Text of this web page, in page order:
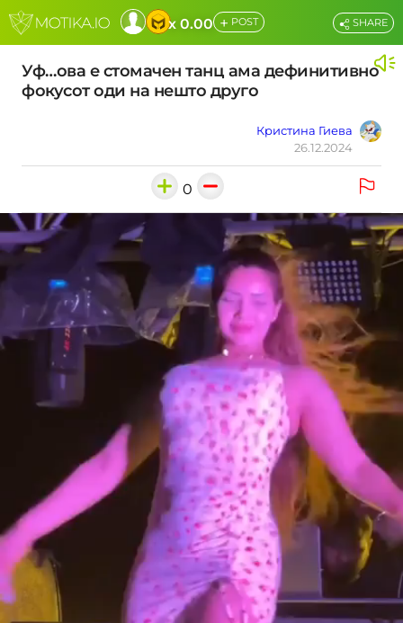
x 0.00 + POST
Уф…ова е стомачен танц ама дефинитивно
фокусот оди на нешто друго
Кристина Гиева
26.12.2024
SHARE
0